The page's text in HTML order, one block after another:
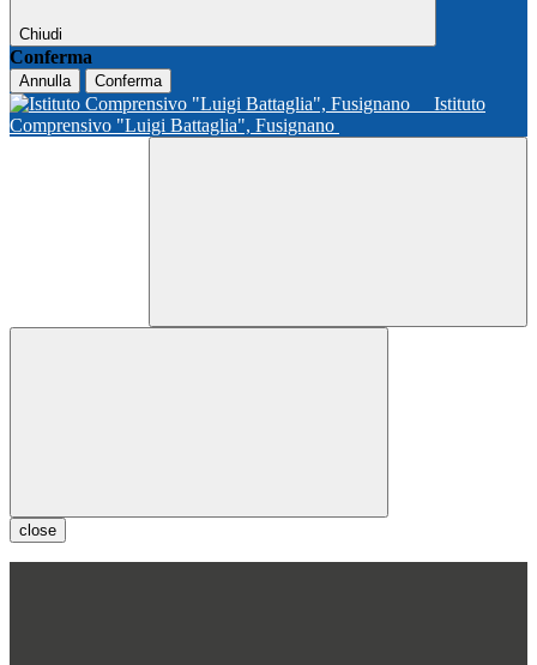
Chiudi
Conferma
Annulla Conferma
Istituto
Comprensivo "Luigi Battaglia", Fusignano
close